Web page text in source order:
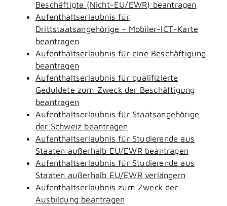
Beschäftigte (Nicht-EU/EWR) beantragen
Aufenthaltserlaubnis für
Drittstaatsangehörige - Mobiler-ICT-Karte
beantragen
Aufenthaltserlaubnis für eine Beschäftigung
beantragen
Aufenthaltserlaubnis für qualifizierte
Geduldete zum Zweck der Beschäftigung
beantragen
Aufenthaltserlaubnis für Staatsangehörige
der Schweiz beantragen
Aufenthaltserlaubnis für Studierende aus
Staaten außerhalb EU/EWR beantragen
Aufenthaltserlaubnis für Studierende aus
Staaten außerhalb EU/EWR verlängern
Aufenthaltserlaubnis zum Zweck der
Ausbildung beantragen